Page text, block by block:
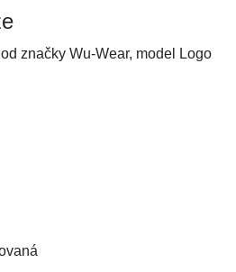
značky Wu-Wear, model Logo